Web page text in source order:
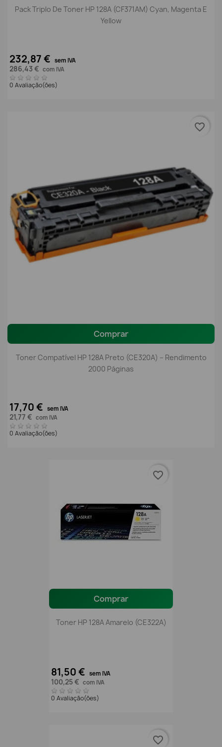
Pack Triplo De Toner HP 128A (CF371AM) Cyan, Magenta E
Yellow
232,87 € sem IVA
286,43 € com IVA
0 Avaliação(ões)
Comprar
Toner Compatível HP 128A Preto (CE320A) – Rendimento
2000 Páginas
17,70 € sem IVA
21,77 € com IVA
0 Avaliação(ões)
favorite_border
Comprar
Toner HP 128A Amarelo (CE322A)
81,50 € sem IVA
100,25 € com IVA
0 Avaliação(ões)
favorite_border
favorite_border